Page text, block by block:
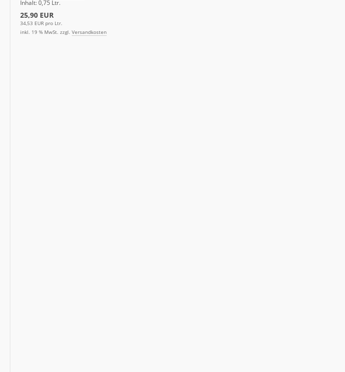
Inhalt: 0,75 Ltr.
25,90 EUR
34,53 EUR pro Ltr.
inkl. 19 % MwSt. zzgl. Versandkosten